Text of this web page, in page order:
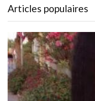
Articles populaires